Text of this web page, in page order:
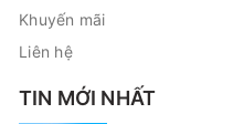
Khuyến mãi
Liên hệ
TIN MỚI NHẤT